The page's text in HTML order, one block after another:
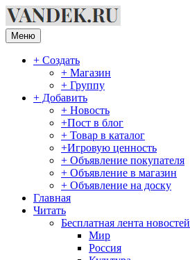
Перейти
к
содержимому
Меню
+ Создать
+ Магазин
+ Группу
+ Добавить
+ Новость
+Пост в блог
+ Товар в каталог
+Игровую ценность
+ Объявление покупателя
+ Объявление в магазин
+ Объявление на доску
Главная
Читать
Бесплатная лента новостей
Мир
Россия